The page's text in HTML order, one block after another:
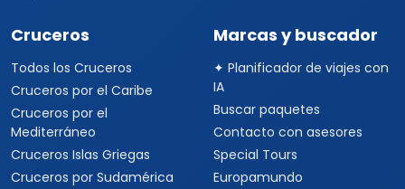
Cruceros
Todos los Cruceros
Cruceros por el Caribe
Cruceros por el
Mediterráneo
Cruceros Islas Griegas
Cruceros por Sudamérica
Marcas y buscador
✦ Planificador de viajes con
IA
Buscar paquetes
Contacto con asesores
Special Tours
Europamundo